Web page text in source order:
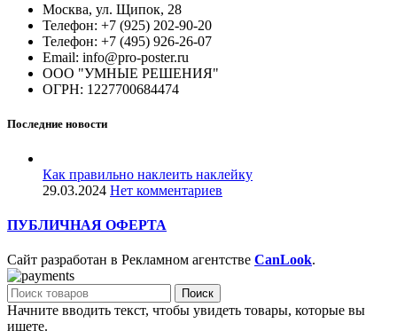
Москва, ул. Щипок, 28
Телефон: +7 (925) 202-90-20
Телефон: +7 (495) 926-26-07
Email: info@pro-poster.ru
ООО "УМНЫЕ РЕШЕНИЯ"
ОГРН: 1227700684474
Последние новости
Как правильно наклеить наклейку
29.03.2024 Нет комментариев
ПУБЛИЧНАЯ ОФЕРТА
Сайт разработан в Рекламном агентстве CanLook.
Поиск
Начните вводить текст, чтобы увидеть товары, которые вы
ищете.